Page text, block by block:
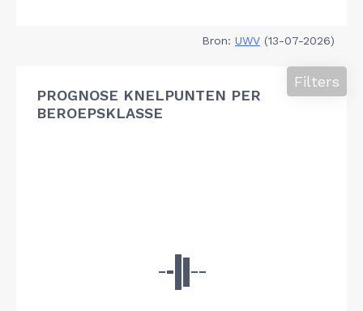
Bron: UWV (13-07-2026)
PROGNOSE KNELPUNTEN PER
BEROEPSKLASSE
Filters